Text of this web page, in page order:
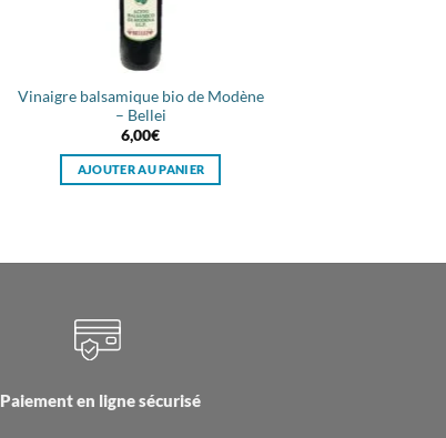
Vinaigre balsamique bio de Modène
– Bellei
6,00€
AJOUTER AU PANIER
Paiement en ligne sécurisé